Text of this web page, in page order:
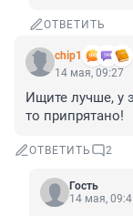
ОТВЕТИТЬ
chip1
14 мая, 09:27
Ищите лучше, у
то припрятано!
ОТВЕТИТЬ 2
Гость
14 мая,